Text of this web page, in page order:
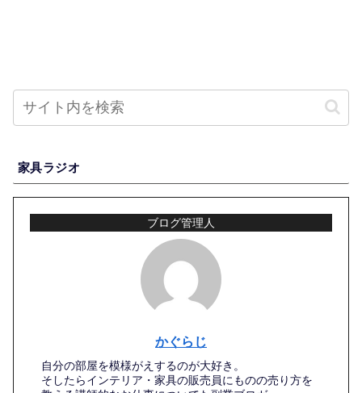
家具ラジオ
ブログ管理人
かぐらじ
自分の部屋を模様がえするのが大好き。
そしたらインテリア・家具の販売員にものの売り方を